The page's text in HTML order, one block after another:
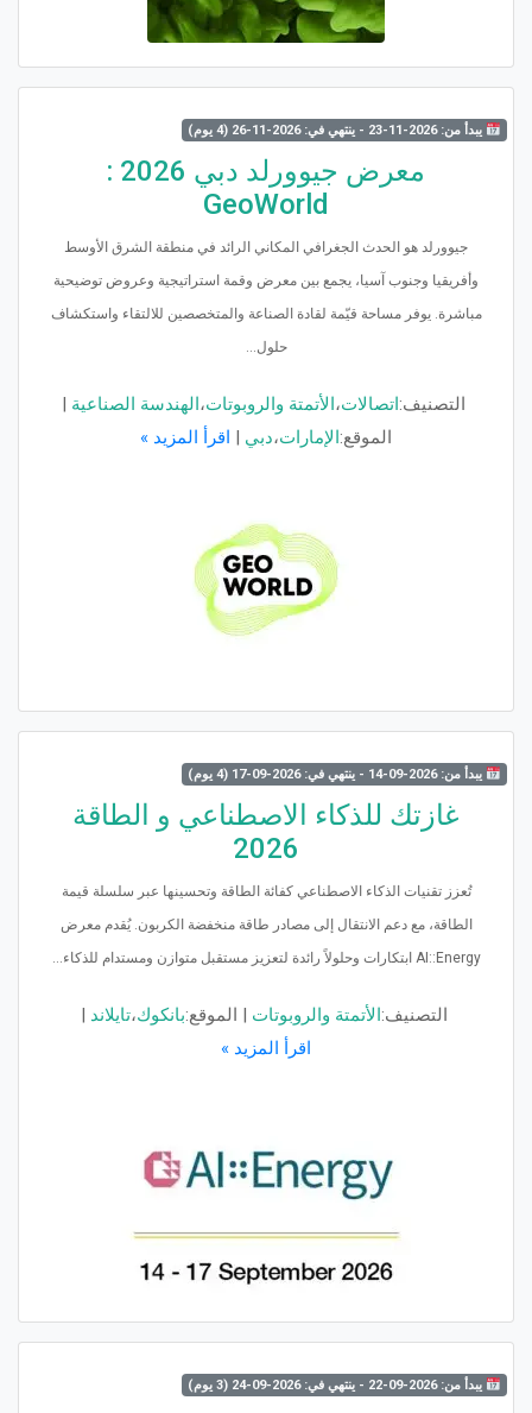
يبدأ من: 2026-11-23 - ينتهي في: 2026-11-26 (4 يوم)
معرض جيوورلد دبي 2026 :
GeoWorld
جيوورلد هو الحدث الجغرافي المكاني الرائد في منطقة الشرق الأوسط
وأفريقيا وجنوب آسيا، يجمع بين معرض وقمة استراتيجية وعروض توضيحية
مباشرة. يوفر مساحة قيّمة لقادة الصناعة والمتخصصين للالتقاء واستكشاف
حلول...
التصنيف:اتصالات،الأتمتة والروبوتات،الهندسة الصناعية |
الموقع:الإمارات،دبي | اقرأ المزيد »
يبدأ من: 2026-09-14 - ينتهي في: 2026-09-17 (4 يوم)
غازتك للذكاء الاصطناعي و الطاقة
2026
تُعزز تقنيات الذكاء الاصطناعي كفائة الطاقة وتحسينها عبر سلسلة قيمة
الطاقة، مع دعم الانتقال إلى مصادر طاقة منخفضة الكربون. يُقدم معرض
AI::Energy ابتكارات وحلولاً رائدة لتعزيز مستقبل متوازن ومستدام للذكاء...
التصنيف:الأتمتة والروبوتات | الموقع:بانكوك،تايلاند |
اقرأ المزيد »
يبدأ من: 2026-09-22 - ينتهي في: 2026-09-24 (3 يوم)